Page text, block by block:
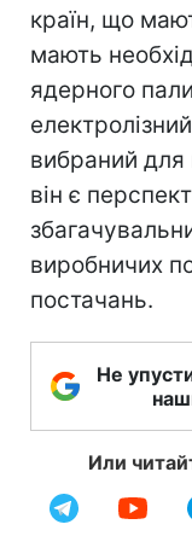
країн, що
мають
ядерного
вибраний для
він є
виробничих
постачань.
Не
Или